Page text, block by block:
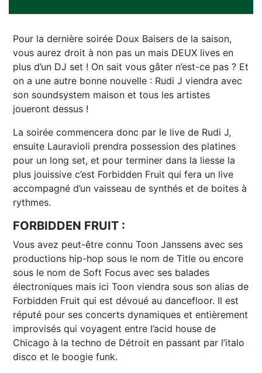
Pour la dernière soirée Doux Baisers de la saison,
vous aurez droit à non pas un mais DEUX lives en
plus d’un DJ set ! On sait vous gâter n’est-ce pas ? Et
on a une autre bonne nouvelle : Rudi J viendra avec
son soundsystem maison et tous les artistes
joueront dessus !
La soirée commencera donc par le live de Rudi J,
ensuite Lauravioli prendra possession des platines
pour un long set, et pour terminer dans la liesse la
plus jouissive c’est Forbidden Fruit qui fera un live
accompagné d’un vaisseau de synthés et de boites à
rythmes.
FORBIDDEN FRUIT :
Vous avez peut-être connu Toon Janssens avec ses
productions hip-hop sous le nom de Title ou encore
sous le nom de Soft Focus avec ses balades
électroniques mais ici Toon viendra sous son alias de
Forbidden Fruit qui est dévoué au dancefloor. Il est
réputé pour ses concerts dynamiques et entièrement
improvisés qui voyagent entre l’acid house de
Chicago à la techno de Détroit en passant par l’italo
disco et le boogie funk.